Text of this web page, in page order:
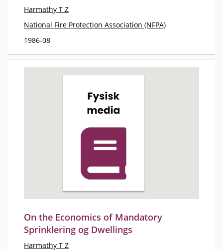
Harmathy T Z
National Fire Protection Association (NFPA)
1986-08
On the Economics of Mandatory
Sprinklering og Dwellings
Harmathy T Z